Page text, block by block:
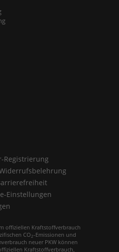
Registrierung
Einstellungen
offiziellen Kraftstoffverbrauch
CO 2-Emissionen und
neuer PKW können
Kraftstoffverbrauch,